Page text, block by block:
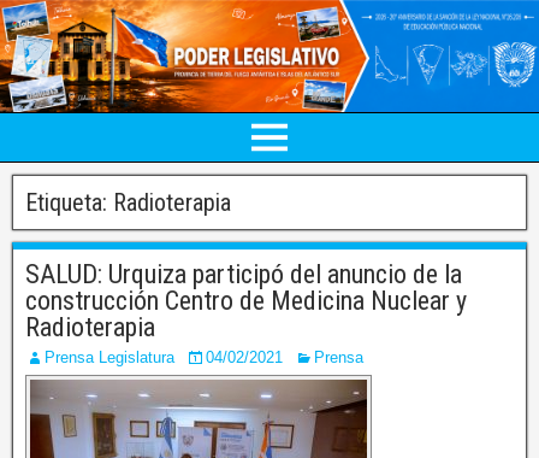
Etiqueta: Radioterapia
SALUD: Urquiza participó del anuncio de la
construcción Centro de Medicina Nuclear y
Radioterapia
Prensa Legislatura 04/02/2021 Prensa